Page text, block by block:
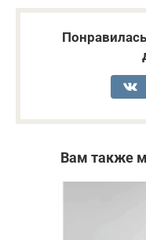
Вам также